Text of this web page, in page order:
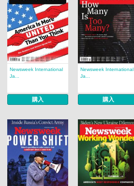
Newsweek International
Ja...
購入
Newsweek International
Ja...
購入